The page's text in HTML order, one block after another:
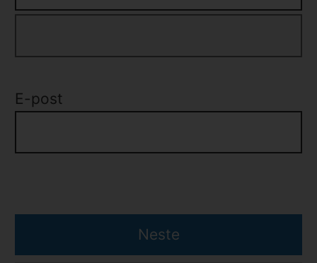
E-post
Neste